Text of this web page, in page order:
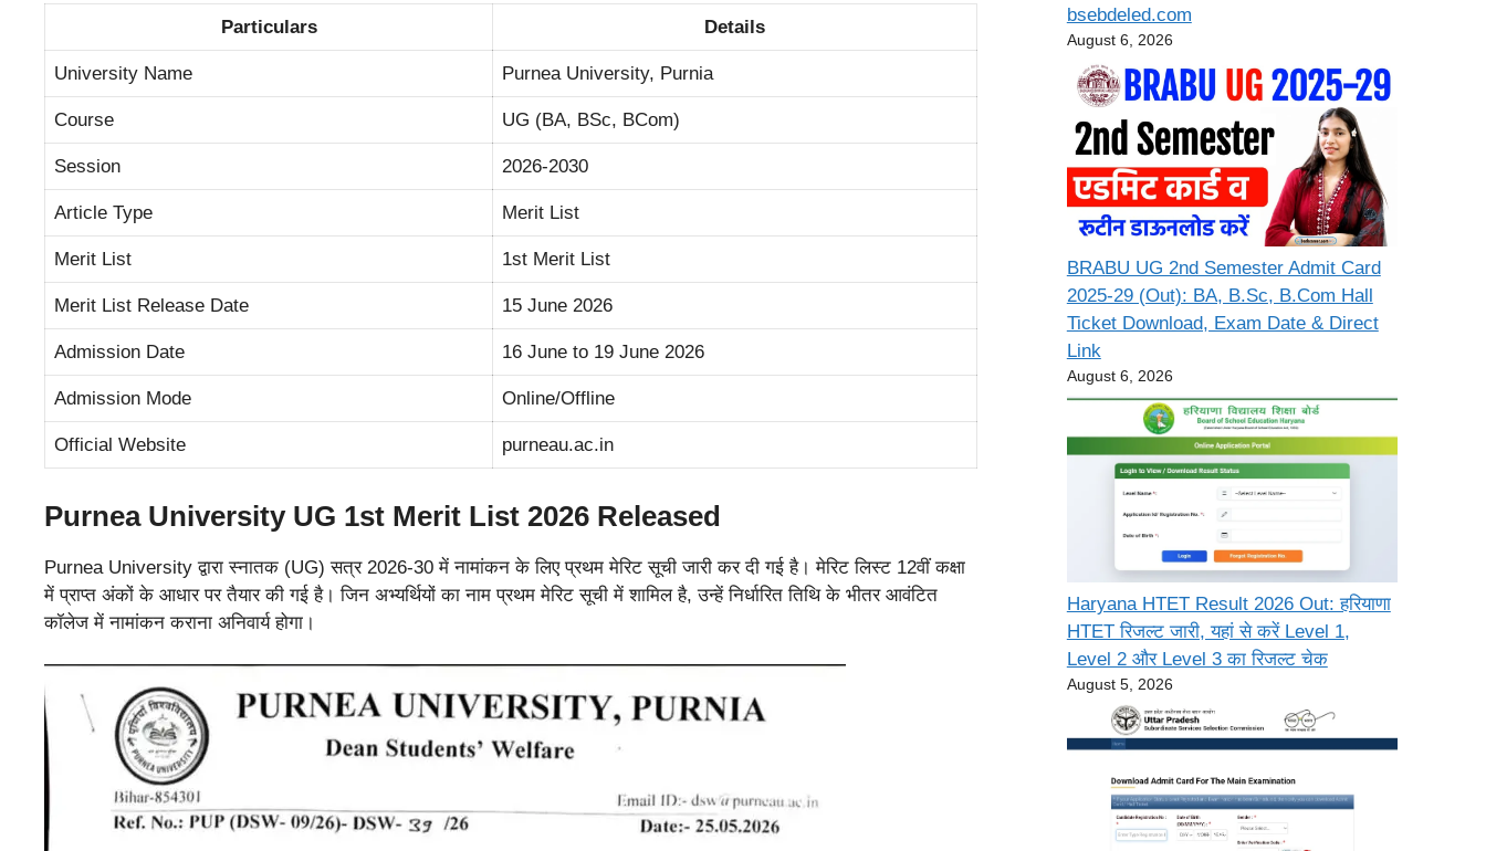
Particulars Details
University Name Purnea University, Purnia
Course UG (BA, BSc, BCom)
Session 2026-2030
Article Type Merit List
Merit List 1st Merit List
Merit List Release Date 15 June 2026
Admission Date 16 June to 19 June 2026
Admission Mode Online/Offline
Official Website purneau.ac.in
Purnea University UG 1st Merit List 2026 Released
Purnea University द्वारा स्नातक (UG) सत्र 2026-30 में नामांकन के लिए प्रथम मेरिट सूची जारी कर दी गई है। मेरिट लिस्ट 12वीं कक्षा
में प्राप्त अंकों के आधार पर तैयार की गई है। जिन अभ्यर्थियों का नाम प्रथम मेरिट सूची में शामिल है, उन्हें निर्धारित तिथि के भीतर आवंटित
कॉलेज में नामांकन कराना अनिवार्य होगा।
bsebdeled.com
August 6, 2026
BRABU UG 2nd Semester Admit Card
2025-29 (Out): BA, B.Sc, B.Com Hall
Ticket Download, Exam Date & Direct
Link
August 6, 2026
Haryana HTET Result 2026 Out: हरियाणा
HTET रिजल्ट जारी, यहां से करें Level 1,
Level 2 और Level 3 का रिजल्ट चेक
August 5, 2026